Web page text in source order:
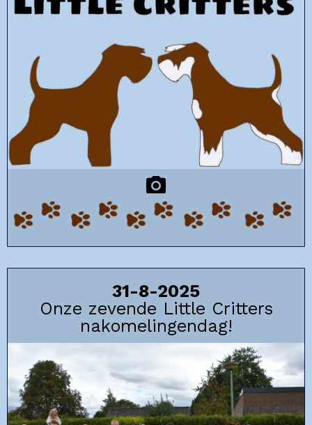
31-8-2025
Onze zevende Little Critters
nakomelingendag!